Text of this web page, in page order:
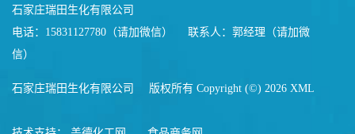
石家庄瑞田生化有限公司
电话：15831127780（请加微信）
联系人：郭经理（请加微
信）
石家庄瑞田生化有限公司 版权所有 Copyright (©) 2026 XML